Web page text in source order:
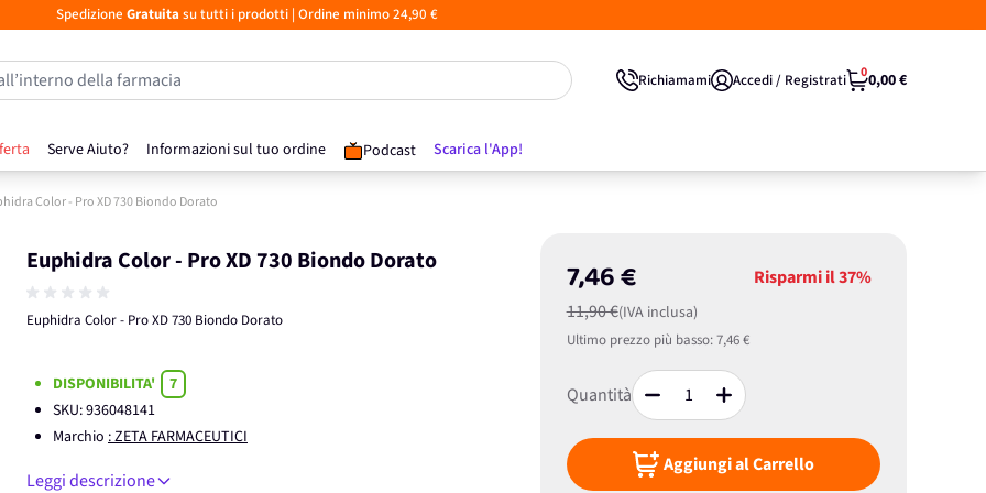
Spedizione Gratuita su tutti i prodotti| Ordine minimo 24,90 €
Serve Aiuto? Informazioni sul tuo ordine Podcast Scarica l'App!
della farmacia Richiamami Accedi / Registrati 00,00 €
Color - Pro XD 730 Biondo Dorato
Euphidra Color - Pro XD 730 Biondo Dorato
Euphidra Color - Pro XD 730 Biondo Dorato
7,46 €
11,90 €(IVA inclusa)
Risparmi il37%
Ultimo prezzo più basso:7,46 €
Quantità
Aggiungi al Carrello
DISPONIBILITA'
7
SKU:936048141
Marchio : ZETA FARMACEUTICI
Leggi descrizione